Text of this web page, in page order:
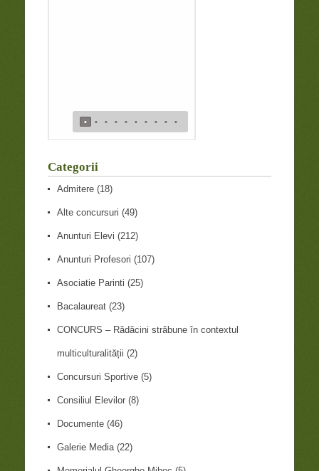
• • • • • • • • • •
Categorii
Admitere (18)
Alte concursuri (49)
Anunturi Elevi (212)
Anunturi Profesori (107)
Asociatie Parinti (25)
Bacalaureat (23)
CONCURS – Rădăcini străbune în contextul
multiculturalității (2)
Concursuri Sportive (5)
Consiliul Elevilor (8)
Documente (46)
Galerie Media(22)